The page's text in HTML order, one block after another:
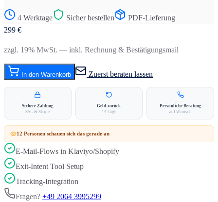
4 Werktage Sicher bestellen
PDF-Lieferung
299 €
zzgl. 19% MwSt. — inkl. Rechnung & Bestätigungsmail
In den Warenkorb Zuerst beraten lassen
Sichere Zahlung
SSL & Stripe
Geld-zurück
14 Tage
Persönliche Beratung
auf Wunsch
12 Personen schauen sich das gerade an
E-Mail-Flows in Klaviyo/Shopify
Exit-Intent Tool Setup
Tracking-Integration
Fragen? +49 2064 3995299